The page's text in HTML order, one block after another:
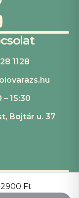
2900 Ft
1128
– 15:30
Bojtár u. 37